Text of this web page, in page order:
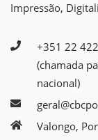
Impressão,
+351 22
(chamada
nacional)
Valongo,